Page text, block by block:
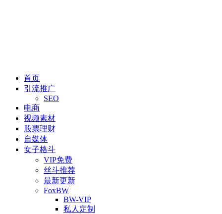
首页
引流推广
SEO
电商
视频素材
股票理财
自媒体
女子格斗
VIP免费
丝斗推荐
最新更新
FoxBW
BW-VIP
私人定制